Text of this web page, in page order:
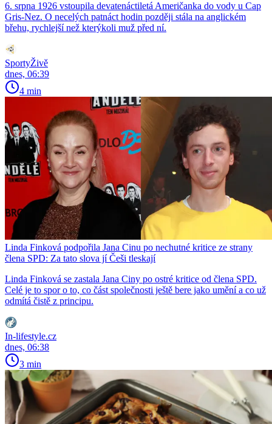
6. srpna 1926 vstoupila devatenáctiletá Američanka do vody u Cap
Gris-Nez. O necelých patnáct hodin později stála na anglickém
břehu, rychlejší než kterýkoli muž před ní.
SportyŽivě
dnes, 06:39
4 min
Linda Finková podpořila Jana Cinu po nechutné kritice ze strany
člena SPD: Za tato slova jí Češi tleskají
Linda Finková se zastala Jana Ciny po ostré kritice od člena SPD.
Celé je to spor o to, co část společnosti ještě bere jako umění a co už
odmítá čistě z principu.
In-lifestyle.cz
dnes, 06:38
3 min